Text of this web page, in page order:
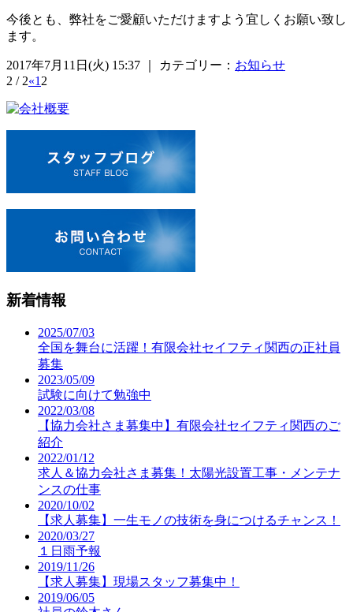
今後とも、弊社をご愛顧いただけますよう宜しくお願い致し
ます。
2017年7月11日(火) 15:37 ｜ カテゴリー： お知らせ
2 / 2«1 2
新着情報
2025/07/03
全国を舞台に活躍！有限会社セイフティ関西の正社員
募集
2023/05/09
試験に向けて勉強中
2022/03/08
【協力会社さま募集中】有限会社セイフティ関西のご
紹介
2022/01/12
求人＆協力会社さま募集！太陽光設置工事・メンテナ
ンスの仕事
2020/10/02
【求人募集】一生モノの技術を身につけるチャンス！
2020/03/27
１日雨予報
2019/11/26
【求人募集】現場スタッフ募集中！
2019/06/05